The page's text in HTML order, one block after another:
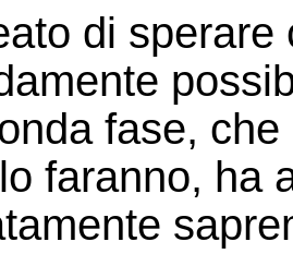
di sperare
fase,
faranno, ha